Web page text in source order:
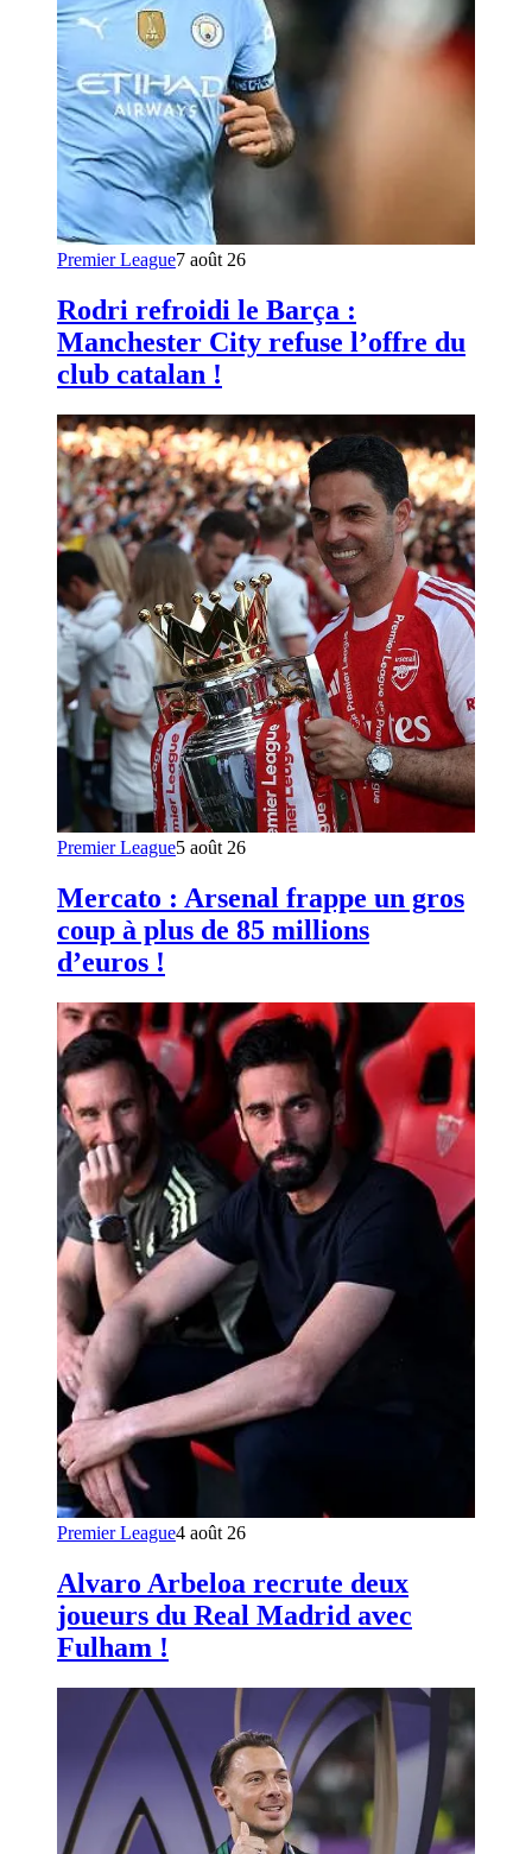
Premier League7 août 26
Rodri refroidi le Barça :
Manchester City refuse l’offre du
club catalan !
Premier League5 août 26
Mercato : Arsenal frappe un gros
coup à plus de 85 millions
d’euros !
Premier League4 août 26
Alvaro Arbeloa recrute deux
joueurs du Real Madrid avec
Fulham !